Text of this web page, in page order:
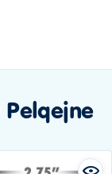
Pelqejne